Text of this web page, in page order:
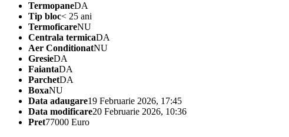
TermopaneDA
Tip bloc< 25 ani
TermoficareNU
Centrala termicaDA
Aer ConditionatNU
GresieDA
FaiantaDA
ParchetDA
BoxaNU
Data adaugare19 Februarie 2026, 17:45
Data modificare20 Februarie 2026, 10:36
Pret77000 Euro